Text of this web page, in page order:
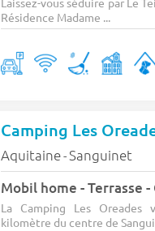
Résidence Madame ...
Camping Les
Aquitaine-Sanguinet
Mobil home - Terrasse -
La Camping Les
kilomètre du centre de